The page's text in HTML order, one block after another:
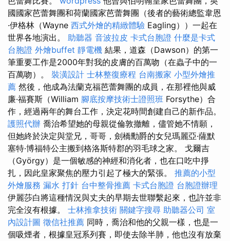
國國家芭蕾舞團和荷蘭國家芭蕾舞團（後者的藝術總監韋恩
·伊格林（Wayne 西式外燴的精緻體驗 Eagling））一起在
世界各地演出。 助聽器 音波拉皮 卡式台胞證 什麼是卡式
台胞證 外燴buffet 靜電機 結果，道森（Dawson）的第一
筆重要工作是2000年對我的皮膚的百萬吻（在蟲子中的一
百萬吻）。 裝潢設計 士林整復療程 台南搬家 小型外燴推
薦 然後，他成為法蘭克福芭蕾舞團的成員，在那裡他與威
廉·福賽斯（William 腳底按摩技術士證照班 Forsythe）合
作，經過兩年的舞台工作，決定花時間創建自己的新作品。
護照代辦 喬治希望她的母親從倫敦撤離，儘管她不情願，
但她終於決定與堂兄，哥哥，劍橋勳爵的女兒瑪麗亞·薩默
塞特·博福特公主搬到格洛斯特郡的羽毛球之家。 戈爾吉
（György）是一個敏感的神經和消化者，也在口吃中掙
扎，因此皇家聚焦的壓力引起了極大的緊張。 推薦的小型
外燴服務 漏水 打針 台中整骨推薦 卡式台胞證 台胞證辦理
伊麗莎白將這種情況與丈夫的早期去世聯繫起來，也許並非
完全沒有根據。 士林推拿技術 關鍵字搜尋 助聽器公司 室
內設計圖 徵信社推薦 同時，喬治和他的父親一樣，也是一
個吸煙者，根據皇冠系列賽，即使去除半肺，他也沒有放棄